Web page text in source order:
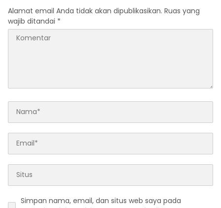
Awards 2026
Alamat email Anda tidak akan dipublikasikan. Ruas yang
wajib ditandai *
Simpan nama, email, dan situs web saya pada